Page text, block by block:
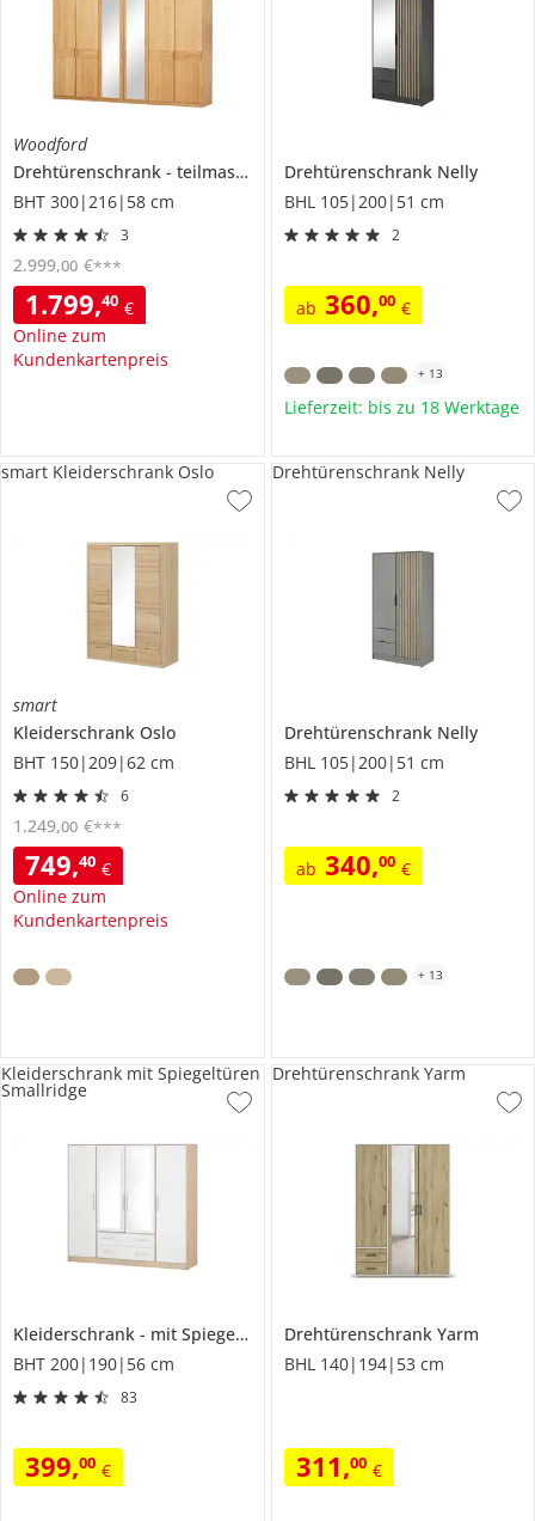
Woodford
Drehtürenschrank
teilmassiv
Morgana
BHT 300|216|58 cm
3
1.799,40 €
Online zum
Kundenkartenpreis
2.999,00 €***
Drehtürenschrank Nelly
BHL 105|200|51 cm
2
ab 360,00 €
+ 13
Lieferzeit: bis zu 18 Werktage
smart
Kleiderschrank Oslo
BHT 150|209|62 cm
6
749,40 €
Online zum
Kundenkartenpreis
1.249,00 €***
smart Kleiderschrank Oslo
Drehtürenschrank Nelly
BHL 105|200|51 cm
2
ab 340,00 €
Drehtürenschrank Nelly
+ 13
Kleiderschrank mit Spiegeltüren
Smallridge
BHT 200|190|56 cm
83
399,00 €
Kleiderschrank mit Spiegeltüren
Smallridge
Drehtürenschrank Yarm
BHL 140|194|53 cm
311,00 €
Drehtürenschrank Yarm